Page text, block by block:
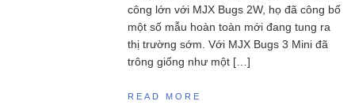
Đồ chơi RC HOBBY –
Chia sẻ kinh nghiệm toàn tập cho người mới
chơi mô hình điều khiển từ xa!
công lớn với MJX Bugs 2W, họ đã công bố
một số mẫu hoàn toàn mới đang tung ra
thị trường sớm. Với MJX Bugs 3 Mini đã
trông giống như một […]
READ MORE